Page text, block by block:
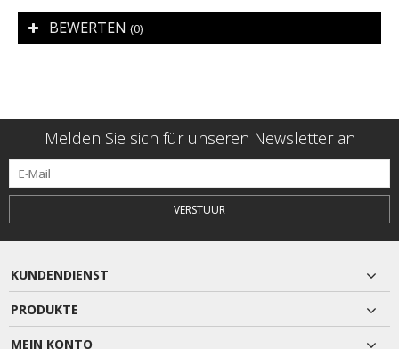
BEWERTEN (0)
Melden Sie sich für unseren Newsletter an
VERSTUUR
KUNDENDIENST
PRODUKTE
MEIN KONTO